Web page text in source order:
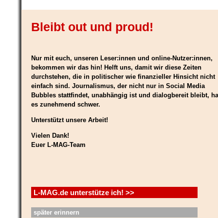
Bleibt out und proud!
Nur mit euch, unseren Leser:innen und online-Nutzer:innen,
bekommen wir das hin! Helft uns, damit wir diese Zeiten
durchstehen, die in politischer wie finanzieller Hinsicht nicht
einfach sind. Journalismus, der nicht nur in Social Media
Bubbles stattfindet, unabhängig ist und dialogbereit bleibt,
es zunehmend schwer.
Unterstützt unsere Arbeit!
Vielen Dank!
Euer L-MAG-Team
L-MAG.de unterstütze ich! >>
später erinnern